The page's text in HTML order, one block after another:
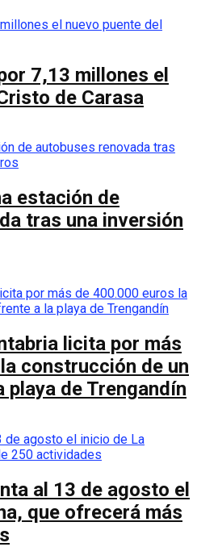
7,13 millones el
de Carasa
estación de
tras una inversión
licita por más
construcción de un
de Trengandín
al 13 de agosto el
que ofrecerá más